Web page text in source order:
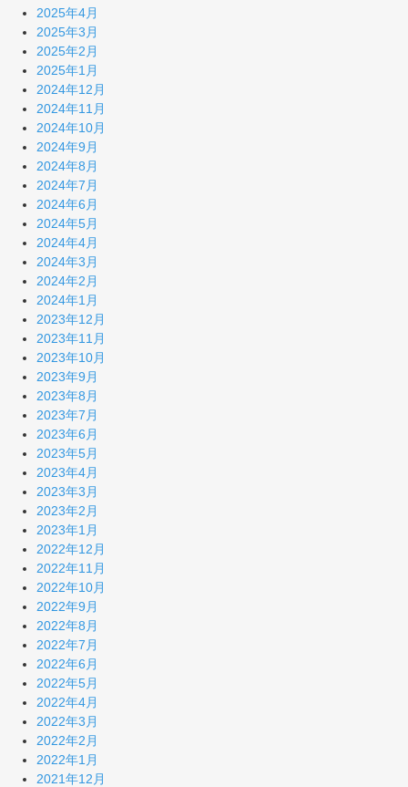
2025年4月
2025年3月
2025年2月
2025年1月
2024年12月
2024年11月
2024年10月
2024年9月
2024年8月
2024年7月
2024年6月
2024年5月
2024年4月
2024年3月
2024年2月
2024年1月
2023年12月
2023年11月
2023年10月
2023年9月
2023年8月
2023年7月
2023年6月
2023年5月
2023年4月
2023年3月
2023年2月
2023年1月
2022年12月
2022年11月
2022年10月
2022年9月
2022年8月
2022年7月
2022年6月
2022年5月
2022年4月
2022年3月
2022年2月
2022年1月
2021年12月